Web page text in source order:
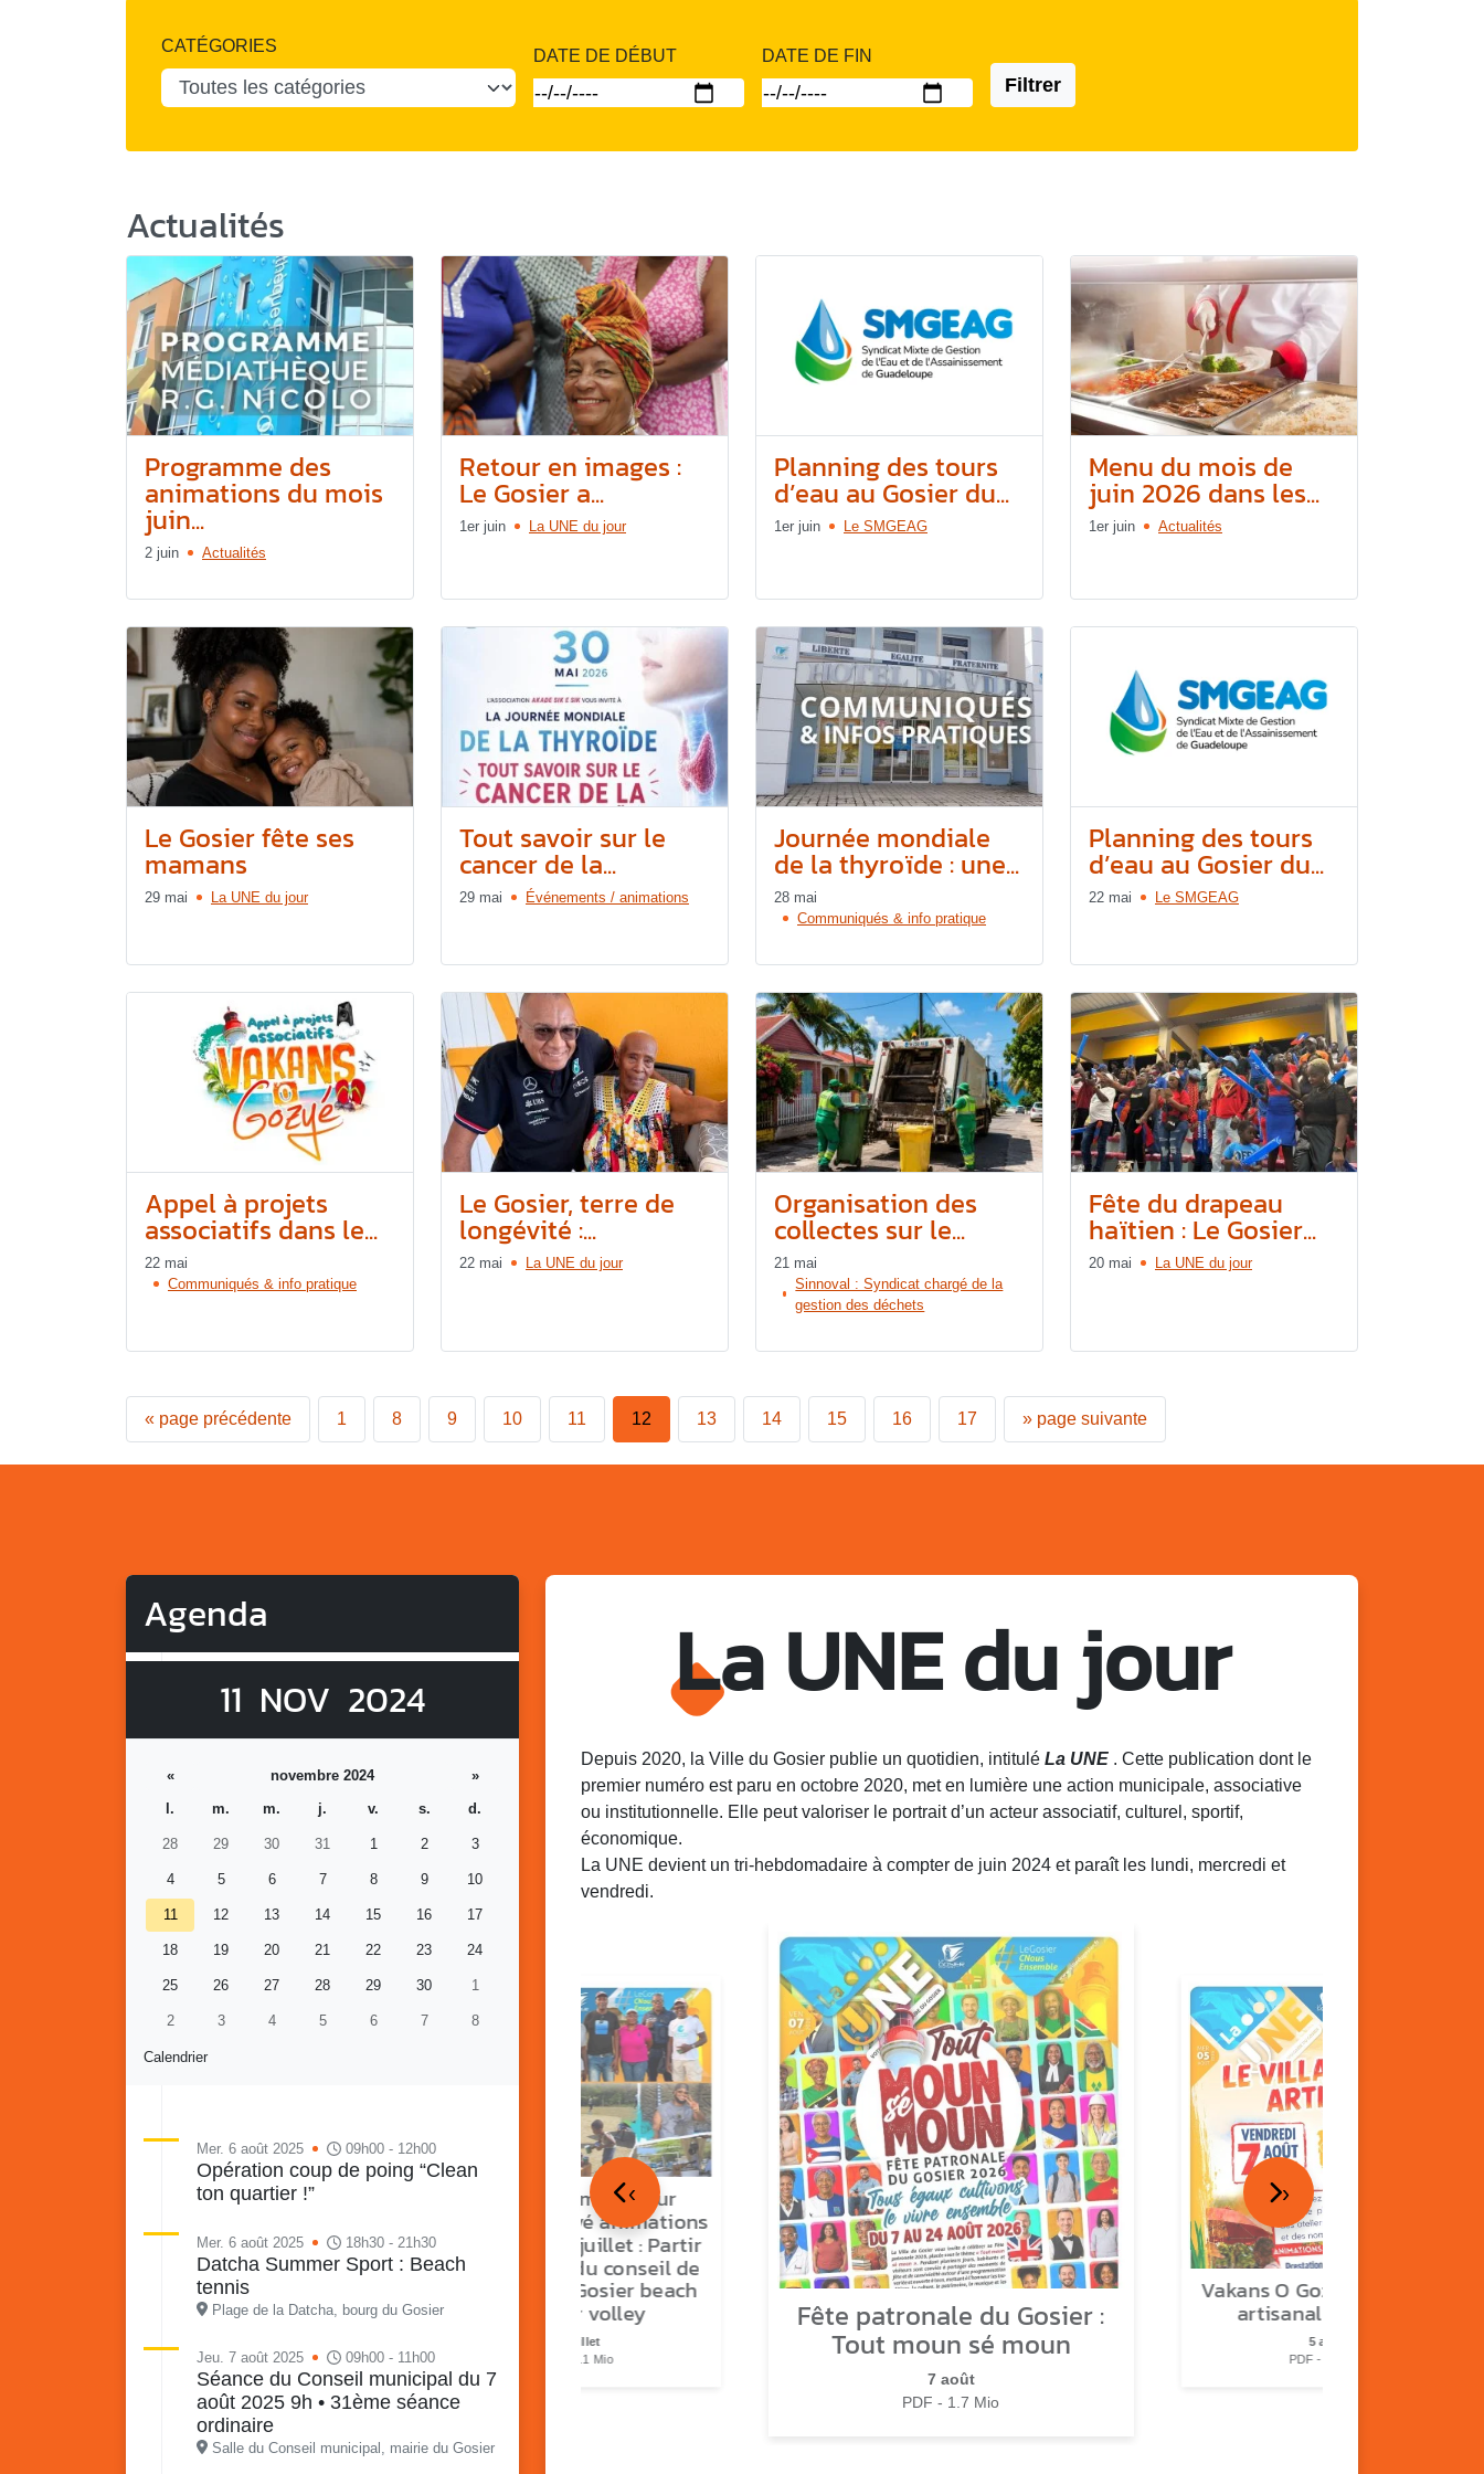
CATÉGORIES
DATE DE DÉBUT DATE DE FIN
Filtrer
Actualités
Programme des
animations du mois
juin...
2 juin Actualités
Retour en images :
Le Gosier a...
1er juin La UNE du jour
Planning des tours
d’eau au Gosier du...
1er juin Le SMGEAG
Menu du mois de
juin 2026 dans les...
1er juin Actualités
Le Gosier fête ses
mamans
29 mai La UNE du jour
Tout savoir sur le
cancer de la...
29 mai Événements / animations
Journée mondiale
de la thyroïde : une...
28 mai
Communiqués & info pratique
Planning des tours
d’eau au Gosier du...
22 mai Le SMGEAG
Appel à projets
associatifs dans le...
22 mai
Communiqués & info pratique
Le Gosier, terre de
longévité :...
22 mai La UNE du jour
Organisation des
collectes sur le...
21 mai
Sinnoval : Syndicat chargé de la
gestion des déchets
Fête du drapeau
haïtien : Le Gosier...
20 mai La UNE du jour
« page précédente 1 8 9 10 11 12 13 14 15 16 17 » page suivante
Agenda
11 NOV 2024
Calendrier
« novembre 2024
»
l.
m. m. j. v. s. d.
28 29 30 31 1 2 3
4 5 6 7 8 9 10
11 12 13 14 15 16 17
18 19 20 21 22 23 24
25 26 27 28 29 30 1
2 3 4 5 6 7 8
Mer. 6 août 2025 09h00 - 12h00
Opération coup de poing “Clean
ton quartier !”
Mer. 6 août 2025 18h30 - 21h30
Datcha Summer Sport : Beach
tennis
Plage de la Datcha, bourg du Gosier
Jeu. 7 août 2025 09h00 - 11h00
Séance du Conseil municipal du 7
août 2025 9h • 31ème séance
ordinaire
Salle du Conseil municipal, mairie du Gosier
La UNE du jour
Depuis 2020, la Ville du Gosier publie un quotidien, intitulé La UNE . Cette publication dont le
premier numéro est paru en octobre 2020, met en lumière une action municipale, associative
ou institutionnelle. Elle peut valoriser le portrait d’un acteur associatif, culturel, sportif,
économique.
La UNE devient un tri-hebdomadaire à compter de juin 2024 et paraît les lundi, mercredi et
vendredi.
Vakans o Gozyé : Gosier
Lanta
PDF - 1.6 Mio
Retour en images sur
Vakans O Gozyé animations
du samedi 18 juillet : Partir
en livre, fête du conseil de
quartier n°3, Gosier beach
summer volley
23 juillet
PDF - 5.1 Mio
Fête patronale du Gosier :
Tout moun sé moun
7 août
PDF - 1.7 Mio
Vakans O Gozyé : le village
artisanal du Gosier
5 août
PDF - 1.2 Mio
‹ ›